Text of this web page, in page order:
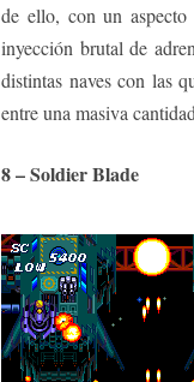
de ello, con un
inyección brutal de
distintas naves con las
entre una masiva
8 – Soldier Blade